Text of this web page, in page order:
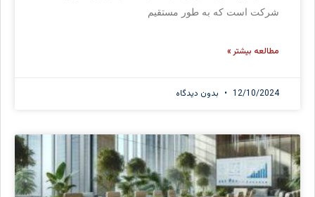
شرکت است که به طور مستقیم
مطالعه بیشتر »
12/10/2024 بدون دیدگاه